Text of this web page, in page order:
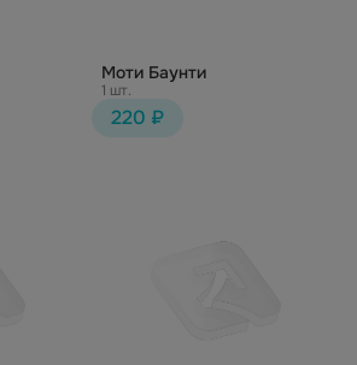
Моти Баунти
1 шт.
220 ₽